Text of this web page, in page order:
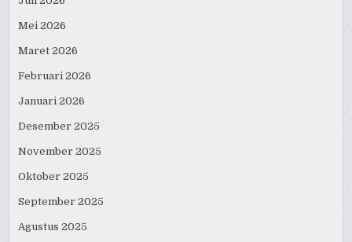
Mei 2026
Maret 2026
Februari 2026
Januari 2026
Desember 2025
November 2025
Oktober 2025
September 2025
Agustus 2025